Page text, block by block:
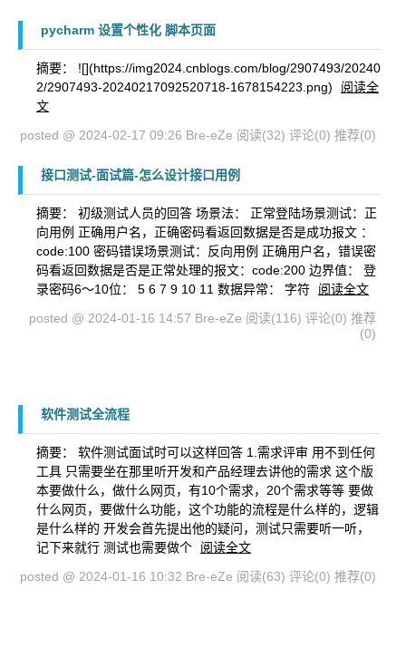
pycharm 设置个性化 脚本页面
摘要： ![](https://img2024.cnblogs.com/blog/2907493/20240
2/2907493-20240217092520718-1678154223.png)
阅读全
文
posted @ 2024-02-17 09:26 Bre-eZe 阅读(32) 评论(0) 推荐(0)
接口测试-面试篇-怎么设计接口用例
摘要： 初级测试人员的回答 场景法： 正常登陆场景测试：正
向用例 正确用户名，正确密码看返回数据是否是成功报文 ：
code:100 密码错误场景测试：反向用例 正确用户名，错误密
码看返回数据是否是正常处理的报文：code:200 边界值： 登
录密码6～10位： 5 6 7 9 10 11 数据异常： 字符
阅读全文
posted @ 2024-01-16 14:57 Bre-eZe 阅读(116) 评论(0) 推荐
(0)
软件测试全流程
摘要： 软件测试面试时可以这样回答 1.需求评审 用不到任何
工具 只需要坐在那里听开发和产品经理去讲他的需求 这个版
本要做什么，做什么网页，有10个需求，20个需求等等 要做
什么网页，要做什么功能，这个功能的流程是什么样的，逻辑
是什么样的 开发会首先提出他的疑问，测试只需要听一听，
记下来就行 测试也需要做个
阅读全文
posted @ 2024-01-16 10:32 Bre-eZe 阅读(63) 评论(0) 推荐(0)